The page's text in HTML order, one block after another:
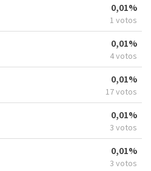
0,01%
1 votos
0,01%
4 votos
0,01%
17 votos
0,01%
3 votos
0,01%
3 votos